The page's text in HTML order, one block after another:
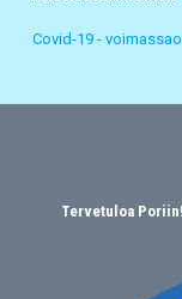
Covid-19 -
Tervetuloa